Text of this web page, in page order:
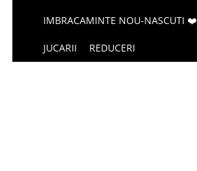
IMBRACAMINTE NOU-NASCUTI ❤️
JUCARII REDUCERI